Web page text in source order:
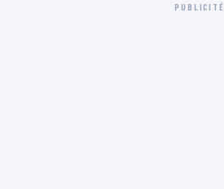
PUBLICITÉ